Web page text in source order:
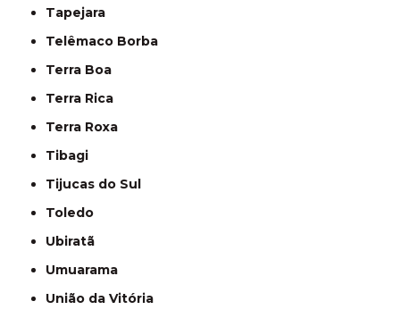
Tapejara
Telêmaco Borba
Terra Boa
Terra Rica
Terra Roxa
Tibagi
Tijucas do Sul
Toledo
Ubiratã
Umuarama
União da Vitória